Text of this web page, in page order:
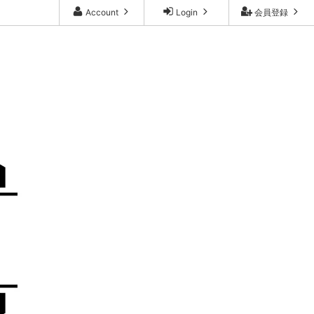
会員登録
Login
Account